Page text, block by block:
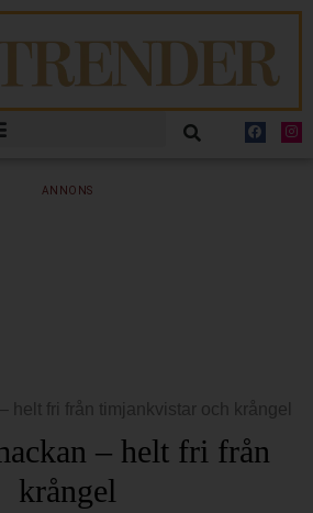
ANNONS
– helt fri från
krångel